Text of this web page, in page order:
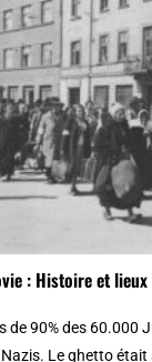
: Histoire et
de 90% des 60.000
Le ghetto était